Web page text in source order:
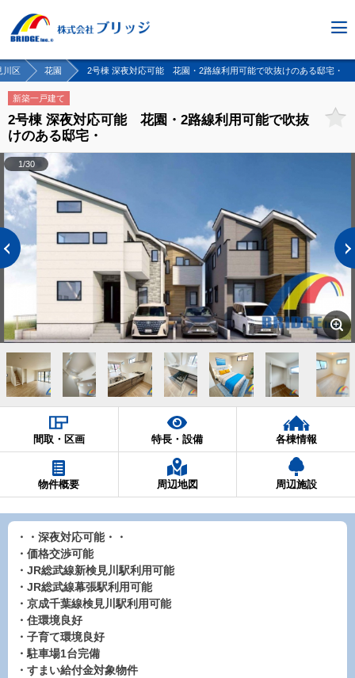
川区 花園 2号棟 深夜対応可能 花園・2路線利用可能で吹抜けのある邸宅・
新築一戸建て
2号棟 深夜対応可能 花園・2路線利用可能で吹抜
けのある邸宅・
1/30
間取・区画 特長・設備 各棟情報
物件概要 周辺地図 周辺施設
・・深夜対応可能・・
・価格交渉可能
・JR総武線新検見川駅利用可能
・JR総武線幕張駅利用可能
・京成千葉線検見川駅利用可能
・住環境良好
・子育て環境良好
・駐車場1台完備
・すまい給付金対象物件